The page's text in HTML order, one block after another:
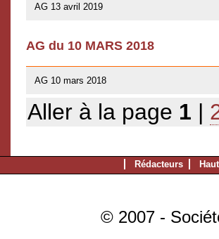
AG 13 avril 2019
AG du 10 MARS 2018
AG 10 mars 2018
Aller à la page 1 |
Rédacteurs
© 2007 -